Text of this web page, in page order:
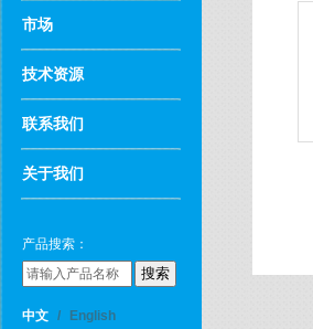
市场
技术资源
联系我们
关于我们
产品搜索：
中文 / English